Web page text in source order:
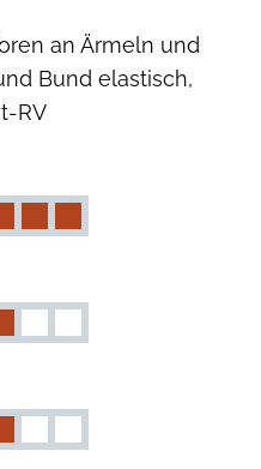
an Ärmeln und
Bund elastisch,
RV